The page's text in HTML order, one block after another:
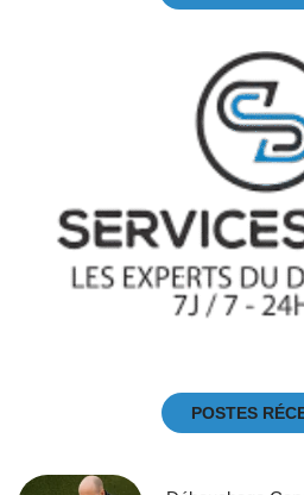
POSTES